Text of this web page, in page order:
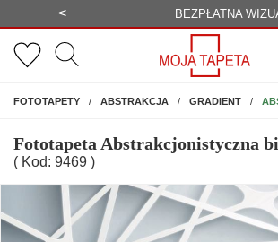
< BEZPŁATNA WIZUALIZACJA
FOTOTAPETYNA ŚCIANĘ
ABSTRAKCJA GRADIENT
Fototapeta Abstrakcjonistyczna
( Kod: 9469 )